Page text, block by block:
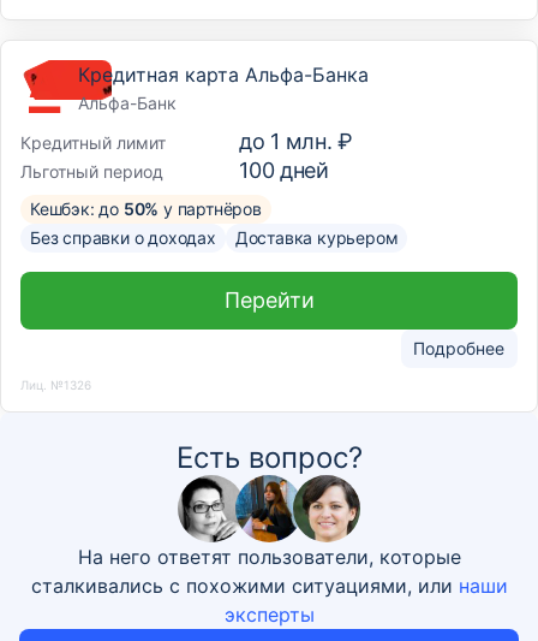
Кредитная карта Альфа-Банка
Альфа-Банк
Кредитный лимит
до 1 млн. ₽
Льготный период 100дней
Кешбэк: до 50% у партнёров
Без справки о доходах
Доставка курьером
Подробнее
Перейти
Лиц. №1326
Есть вопрос?
На него ответят пользователи, которые
сталкивались с похожими ситуациями, или наши
эксперты